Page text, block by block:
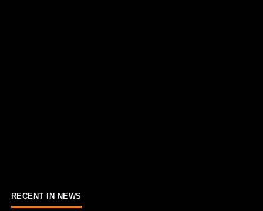
RECENT IN NEWS